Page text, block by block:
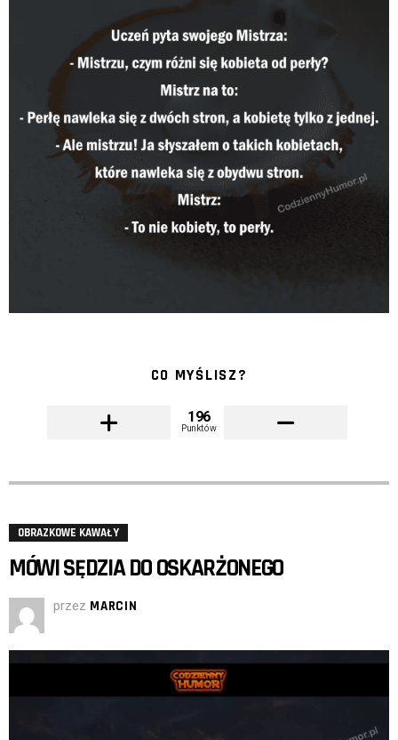
CO MYŚLISZ?
196
Punktów
OBRAZKOWE KAWAŁY
MÓWI SĘDZIA DO OSKARŻONEGO
przez MARCIN